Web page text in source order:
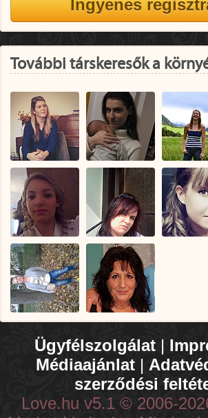
További társkeresők a
Ügyfélszolgálat |
Médiaajánlat|
szerződési
Love.hu v5.1 © 2006-